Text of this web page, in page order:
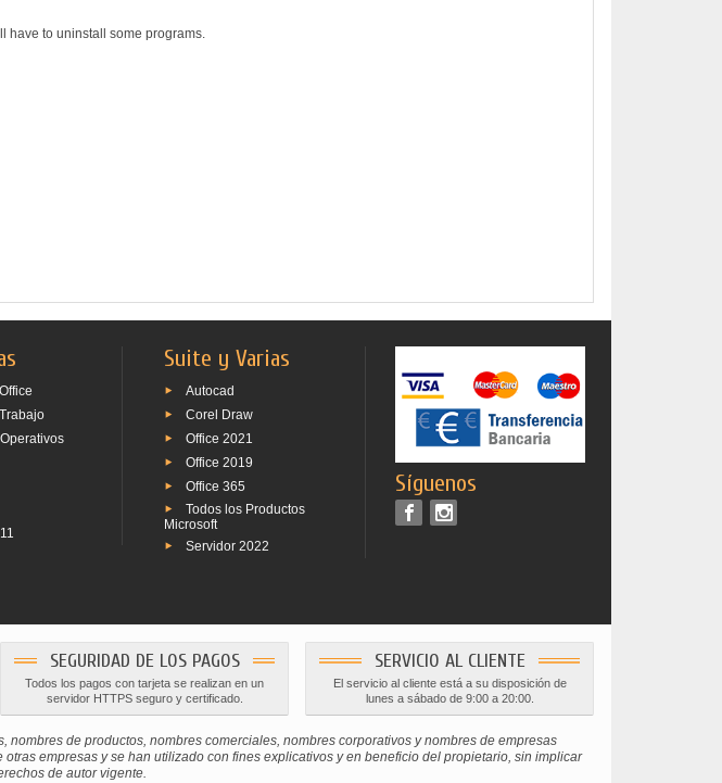
have to uninstall some programs.
Suite y Varias
Autocad
Corel Draw
Office 2021
Office 2019
Office 365
Todos los Productos
Microsoft
Servidor 2022
Síguenos
SEGURIDAD DE LOS PAGOS
Todos los pagos con tarjeta se realizan en un
servidor HTTPS seguro y certificado.
SERVICIO AL CLIENTE
El servicio al cliente está a su disposición de
lunes a sábado de 9:00 a 20:00.
de productos, nombres comerciales, nombres corporativos y nombres de empresas
empresas y se han utilizado con fines explicativos y en beneficio del propietario, sin implicar
de autor vigente.